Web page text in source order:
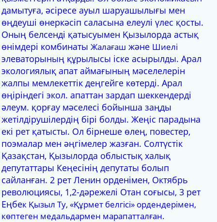
дамытуға, әсіресе ауыл шаруашылығы мен
өңдеуші өнеркәсіп саласына елеулі үлес қосты.
Оның белсенді қатысуымен Қызылорда астық
өнімдері комбинаты Жалағаш және Шиелі
элеваторының құрылысы іске асырылды. Арал
экологиялық апат аймағының мәселелерін
жалпы мемлекеттік деңгейге көтерді. Арал
өңіріндегі экол. апаттан зардап шеккендерді
әлеум. қорғау мәселесі бойынша заңды
жетілдірушілердің бірі болды. Жеңіс парадына
екі рет қатысты. Ол бірнеше өлең, повестер,
поэмалар мен әңгімелер жазған. Солтүстік
Қазақстан, Қызылорда облыстық халық
депутаттары Кеңесінің депутаты болып
сайланған. 2 рет Ленин орденімен, Октябрь
революциясы, 1,2-дәрежелі Отан соғысы, 3 рет
Еңбек Қызыл Ту, «Құрмет белгісі» ордендерімен,
көптеген медальдармен марапатталған.